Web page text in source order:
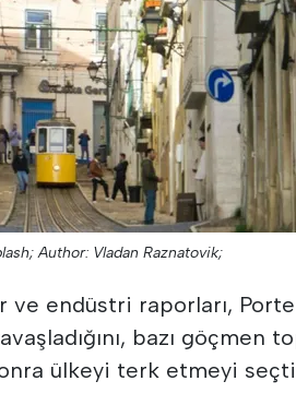
Author: Vladan Raznatovik;
ve endüstri raporları,
bazı
ülkeyi terk etmeyi